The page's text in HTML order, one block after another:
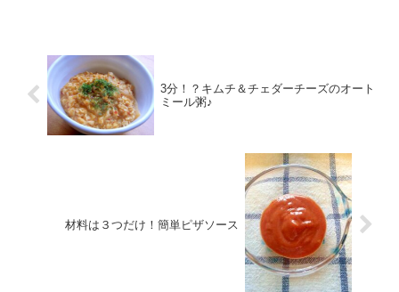
3分！？キムチ＆チェダーチーズのオート
ミール粥♪
材料は３つだけ！簡単ピザソース